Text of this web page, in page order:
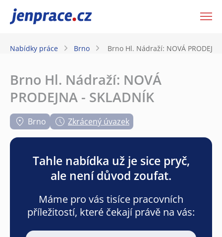
JenPráce.cz
Nabídky práce Brno Brno Hl. Nádraží: NOVÁ
Brno Hl. Nádraží: NOVÁ
PRODEJNA - SKLADNÍK
Brno Zkrácený úvazek
Tahle nabídka už je sice pryč,
ale není důvod zoufat.
Máme pro vás tisíce pracovních
příležitostí, které čekají právě na vás: